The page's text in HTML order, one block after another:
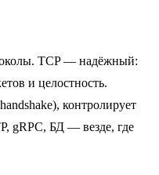
TCP — надёжный:
и целостность.
контролирует
gRPC, БД — везде, где